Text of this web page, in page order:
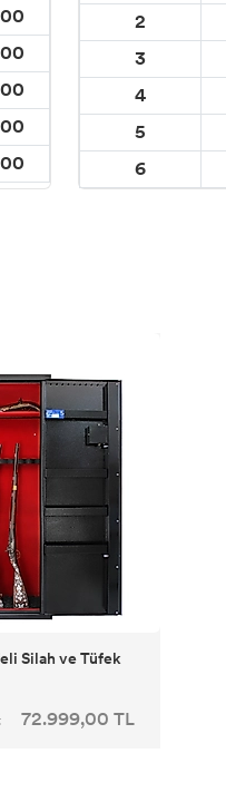
2
3
4
5
6
Silah ve Tüfek
72.999,00 TL